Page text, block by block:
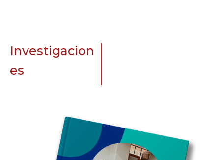
Investigacion
es